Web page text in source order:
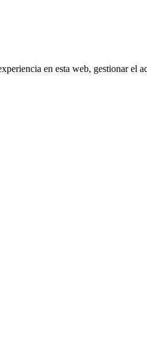
en esta web, gestionar el